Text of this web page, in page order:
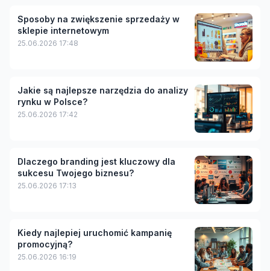
Sposoby na zwiększenie sprzedaży w
sklepie internetowym
25.06.2026 17:48
Jakie są najlepsze narzędzia do analizy
rynku w Polsce?
25.06.2026 17:42
Dlaczego branding jest kluczowy dla
sukcesu Twojego biznesu?
25.06.2026 17:13
Kiedy najlepiej uruchomić kampanię
promocyjną?
25.06.2026 16:19